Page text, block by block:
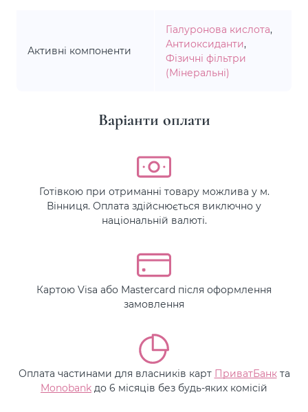
Активні компоненти
Гіалуронова кислота,
Антиоксиданти,
Фізичні фільтри
(Мінеральні)
Варіанти оплати
Готівкою при отриманні товару можлива у м.
Вінниця. Оплата здійснюється виключно у
національній валюті.
Картою Visa або Mastercard після оформлення
замовлення
Оплата частинами для власників карт ПриватБанкта
Monobank до 6 місяців без будь-яких комісій